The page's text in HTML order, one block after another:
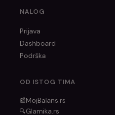
NALOG
Prijava
Dashboard
Podrška
OD ISTOG TIMA
📰MojBalans.rs
🔍Glamika.rs